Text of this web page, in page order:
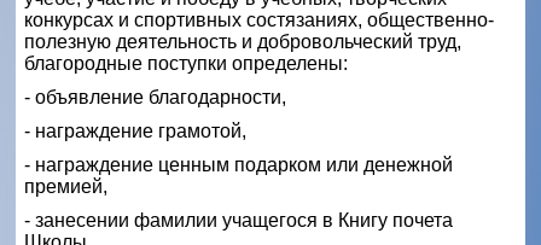
конкурсах и спортивных состязаниях, общественно-
полезную деятельность и добровольческий труд,
благородные поступки определены:
- объявление благодарности,
- награждение грамотой,
- награждение ценным подарком или денежной
премией,
- занесении фамилии учащегося в Книгу почета